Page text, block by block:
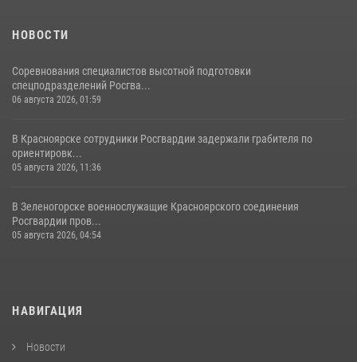
НОВОСТИ
Соревнования специалистов высотной подготовки
спецподразделений Росгва...
06 августа 2026, 01:59
В Красноярске сотрудники Росгвардии задержали грабителя по
ориентировк...
05 августа 2026, 11:36
В Зеленогорске военнослужащие Красноярского соединения
Росгвардии пров...
05 августа 2026, 04:54
НАВИГАЦИЯ
Новости